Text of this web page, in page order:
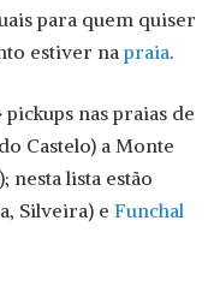
para quem quiser
estiver napraia.
nas praias de
Castelo) a Monte
nesta lista estão
Silveira) e Funchal